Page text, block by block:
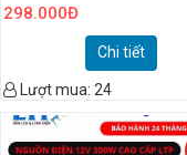
298.000Đ
Chi tiết
Lượt mua: 24